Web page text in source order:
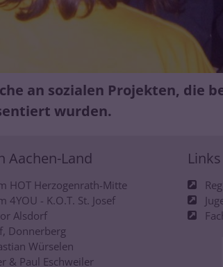
an sozialen Projekten, die
wurden.
Aachen-Land
HOT Herzogenrath-Mitte
4YOU - K.O.T. St. Josef
Alsdorf
Donnerberg
Würselen
& Paul Eschweiler
Links